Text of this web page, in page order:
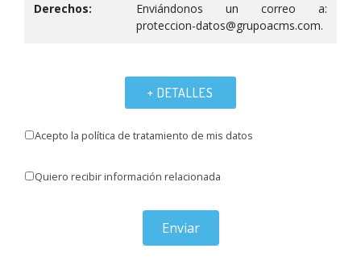
Derechos:
Enviándonos un correo a:
proteccion-datos@grupoacms.com.
+ DETALLES
Acepto la política de tratamiento de mis datos
Quiero recibir información relacionada
Enviar